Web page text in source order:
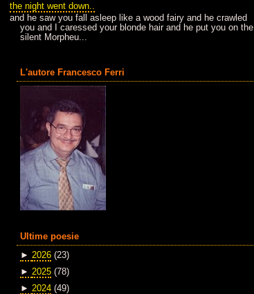
the night went down..
and he saw you fall asleep like a wood fairy and he crawled
you and I caressed your blonde hair and he put you on the
silent Morpheu...
L'autore Francesco Ferri
Ultime poesie
► 2026 (23)
► 2025 (78)
► 2024 (49)